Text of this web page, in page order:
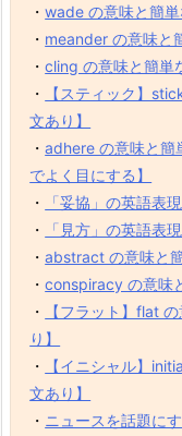
・wade の意味と簡単
・ meander の意味と
・cling の意味と簡単
・
【スティック】
文あり】
・adhere の意味と簡
でよく目にする】
・
「妥協」の英語表
・
「見方」の英語表
・abstract の意味と
・conspiracy の意味
・
【フラット】flat
り】
・
【イニシャル】
文あり】
・ ニュースを話題に